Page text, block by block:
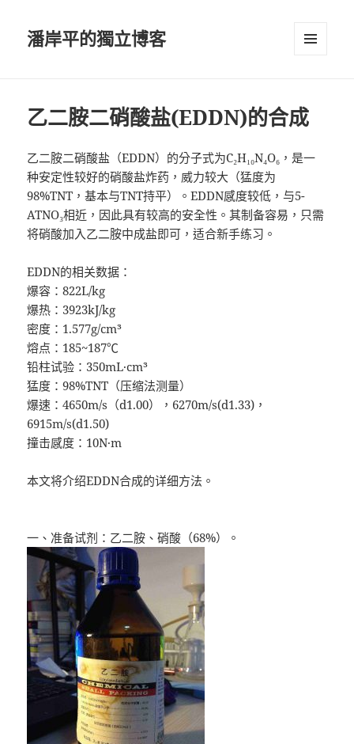
潘岸平的獨立博客
乙二胺二硝酸盐(EDDN)的合成
乙二胺二硝酸盐（EDDN）的分子式为C₂H₁₀N₄O₆，是一
种安定性较好的硝酸盐炸药，威力较大（猛度为
98%TNT，基本与TNT持平）。EDDN感度较低，与5-
ATNO₃相近，因此具有较高的安全性。其制备容易，只需
将硝酸加入乙二胺中成盐即可，适合新手练习。
EDDN的相关数据：
爆容：822L/kg
爆热：3923kJ/kg
密度：1.577g/cm³
熔点：185~187℃
铅柱试验：350mL·cm³
猛度：98%TNT（压缩法测量）
爆速：4650m/s（d1.00），6270m/s(d1.33)，
6915m/s(d1.50)
撞击感度：10N·m
本文将介绍EDDN合成的详细方法。
一、准备试剂：乙二胺、硝酸（68%）。